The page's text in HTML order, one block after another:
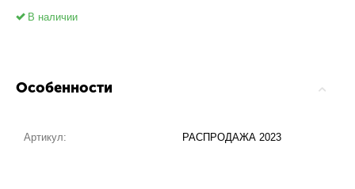
В наличии
Особенности
Артикул: РАСПРОДАЖА 2023